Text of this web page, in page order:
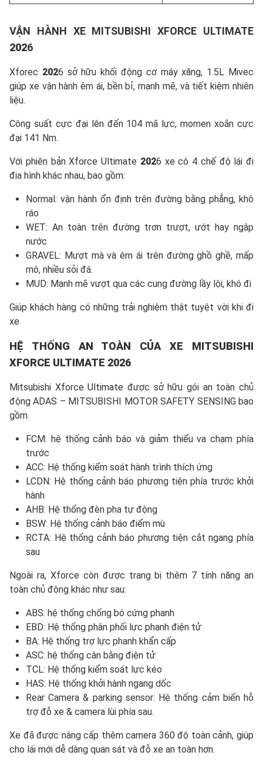
VẬN HÀNH XE MITSUBISHI XFORCE ULTIMATE
2026
Xforec 2026 sở hữu khối động cơ máy xăng, 1.5L Mivec
giúp xe vận hành êm ái, bền bỉ, mạnh mẽ, và tiết kiệm nhiên
liệu.
Công suất cực đại lên đến 104 mã lực, momen xoắn cực
đại 141 Nm.
Với phiên bản Xforce Ultimate 2026 xe có 4 chế độ lái đi
địa hình khác nhau, bao gồm:
Normal: vận hành ổn định trên đường bằng phẳng, khô
ráo
WET: An toàn trên đường trơn trượt, ướt hay ngập
nước
GRAVEL: Mượt mà và êm ái trên đường ghồ ghề, mấp
mô, nhiều sỏi đá.
MUD: Mạnh mẽ vượt qua các cung đường lầy lội, khó đi
Giúp khách hàng có những trải nghiệm thật tuyệt vời khi đi
xe
HỆ THỐNG AN TOÀN CỦA XE MITSUBISHI
XFORCE ULTIMATE 2026
Mitsubishi Xforce Ultimate được sở hữu gói an toàn chủ
động ADAS – MITSUBISHI MOTOR SAFETY SENSING bao
gồm.
FCM: hệ thống cảnh báo và giảm thiểu va chạm phía
trước
ACC: Hệ thống kiểm soát hành trình thích ứng
LCDN: Hệ thống cảnh báo phương tiện phía trước khởi
hành
AHB: Hệ thống đèn pha tự động
BSW: Hệ thống cảnh báo điểm mù
RCTA: Hệ thống cảnh báo phương tiện cắt ngang phía
sau
Ngoài ra, Xforce còn được trang bị thêm 7 tính năng an
toàn chủ động khác như sau:
ABS: hệ thống chống bó cứng phanh
EBD: Hệ thống phân phối lực phanh điện tử
BA: Hệ thống trợ lực phanh khẩn cấp
ASC: hệ thống cân bằng điện tử
TCL: Hệ thống kiểm soát lực kéo
HAS: Hệ thống khởi hành ngang dốc
Rear Camera & parking sensor: Hệ thống cảm biến hỗ
trợ đỗ xe & camera lùi phía sau.
Xe đã được nâng cấp thêm camera 360 độ toàn cảnh, giúp
cho lái mới dễ dàng quan sát và đỗ xe an toàn hơn.